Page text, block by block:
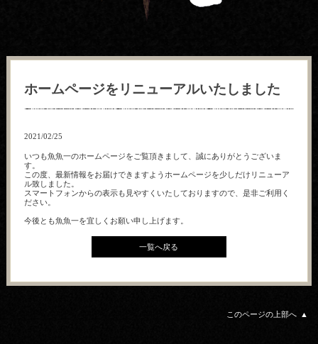
ホームページをリニューアルいたしました
2021/02/25
いつも魚魚一のホームページをご覧頂きまして、誠にありがとうございま
す。
この度、最新情報をお届けできますようホームページを少しだけリニューア
ル致しました。
スマートフォンからの表示も見やすくいたしておりますので、是非ご利用く
ださい。
今後とも魚魚一を宜しくお願い申し上げます。
一覧へ戻る
このページの上部へ